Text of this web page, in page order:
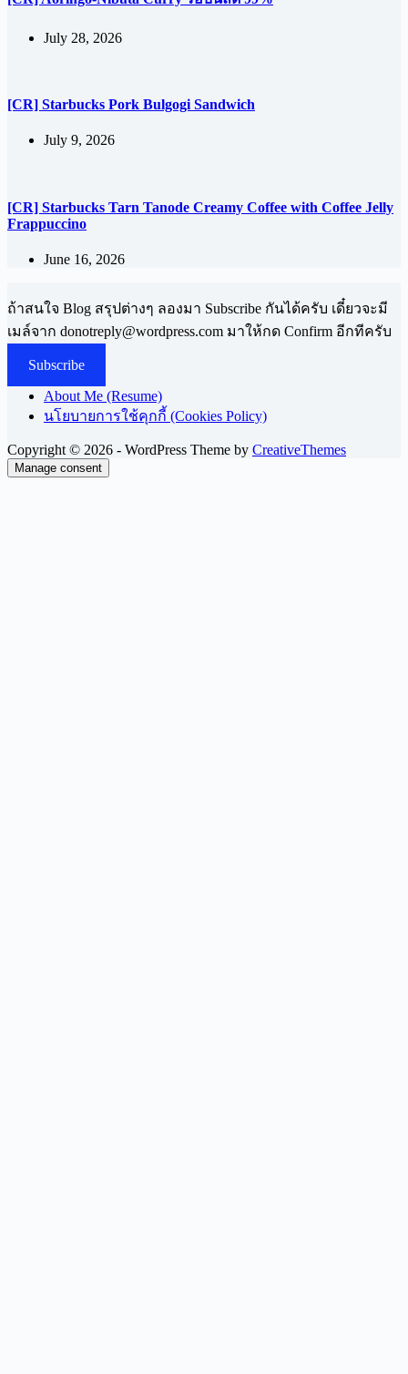
July 28, 2026
[CR] Starbucks Pork Bulgogi Sandwich
July 9, 2026
[CR] Starbucks Tarn Tanode Creamy Coffee with Coffee Jelly
Frappuccino
June 16, 2026
ถ้าสนใจ Blog สรุปต่างๆ ลองมา Subscribe กันได้ครับ เดี๋ยวจะมี
เมล์จาก donotreply@wordpress.com มาให้กด Confirm อีกทีครับ
Subscribe
About Me (Resume)
นโยบายการใช้คุกกี้ (Cookies Policy)
Copyright © 2026 - WordPress Theme by CreativeThemes
Manage consent